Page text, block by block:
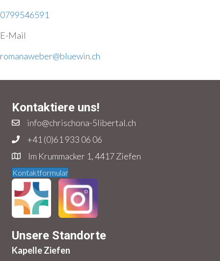
0799546591
E-Mail
romanaweber@bluewin.ch
Kontaktiere uns!
info@chrischona-5libertal.ch
+41 (0)61 933 06 06
Im Krummacker 1, 4417 Ziefen
Kontaktformular
Unsere Standorte
Kapelle Ziefen